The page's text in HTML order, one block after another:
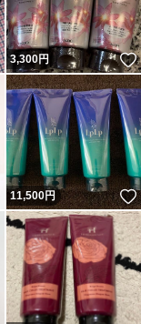
いいね！
3,300円
いいね！
11,500円